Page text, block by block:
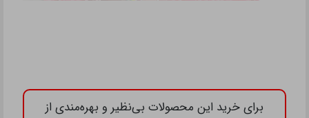
برای خرید این محصولات بی‌نظیر و بهره‌مندی از